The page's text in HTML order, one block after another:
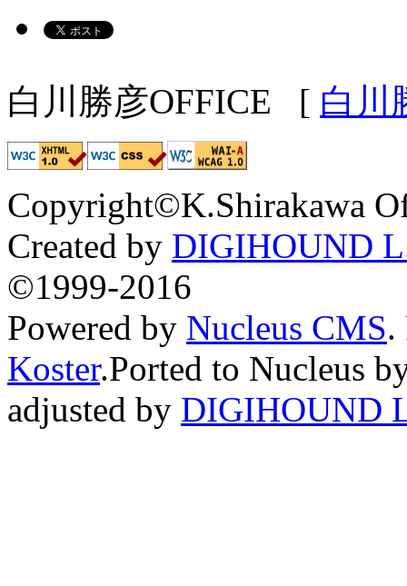
白川勝彦OFFICE [ 白川
Copyright©K.Shirakawa
Created by DIGIHOUND
©1999-2016
Powered by Nucleus CMS.
Koster.Ported to Nucleus
adjusted by DIGIHOUND